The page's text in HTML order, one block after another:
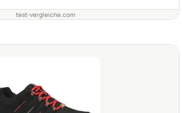
test-vergleiche.com